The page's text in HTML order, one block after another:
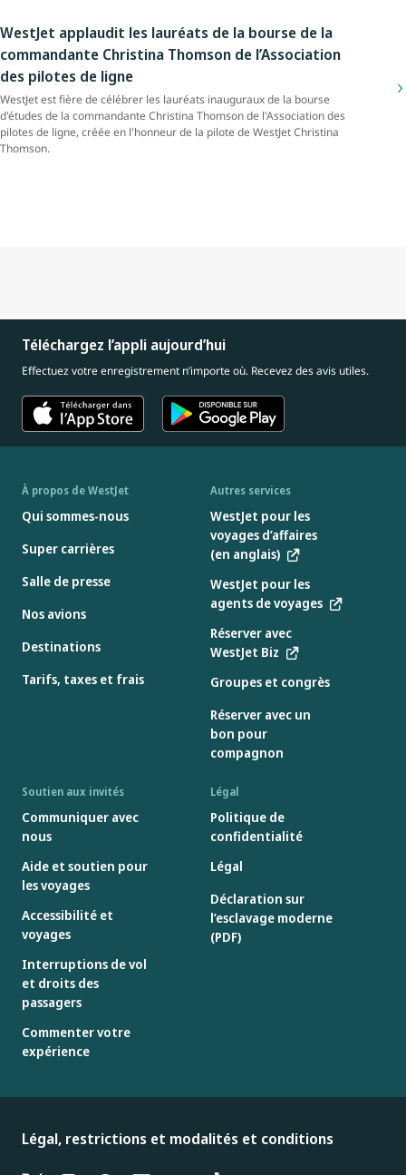
WestJet applaudit les lauréats de la bourse de la
commandante Christina Thomson de l’Association
des pilotes de ligne
WestJet est fière de célébrer les lauréats inauguraux de la bourse
d'études de la commandante Christina Thomson de l'Association des
pilotes de ligne, créée en l'honneur de la pilote de WestJet Christina
Thomson.
Téléchargez l’appli aujourd’hui
Effectuez votre enregistrement n’importe où. Recevez des avis utiles.
À propos de WestJet
Qui sommes-nous
Super carrières
Salle de presse
Nos avions
Destinations
Tarifs, taxes et frais
Autres services
WestJet pour les
voyages d’affaires
(en anglais)
WestJet pour les
agents de voyages
Réserver avec
WestJet Biz
Groupes et congrès
Réserver avec un
bon pour
compagnon
Soutien aux invités
Communiquer avec
nous
Aide et soutien pour
les voyages
Accessibilité et
voyages
Interruptions de vol
et droits des
passagers
Commenter votre
expérience
Légal
Politique de
confidentialité
Légal
Déclaration sur
l’esclavage moderne
(PDF)
Légal, restrictions et modalités et conditions